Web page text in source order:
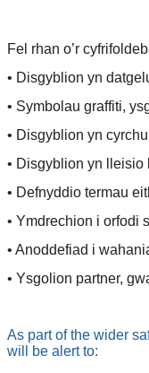
Fel rhan o’r
• Disgyblion yn
• Symbolau graffiti,
• Disgyblion yn
• Disgyblion yn lleisio
• Defnyddio termau
• Ymdrechion i orfodi
• Anoddefiad i
• Ysgolion partner,
As part of the wider
will be alert to: